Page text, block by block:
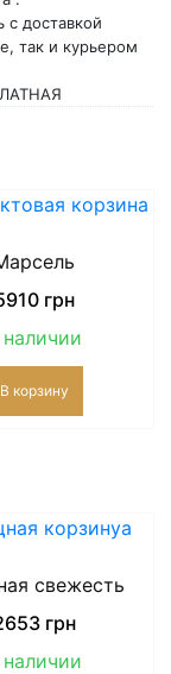
с доставкой
так и курьером
грн
В корзину
свежесть
грн